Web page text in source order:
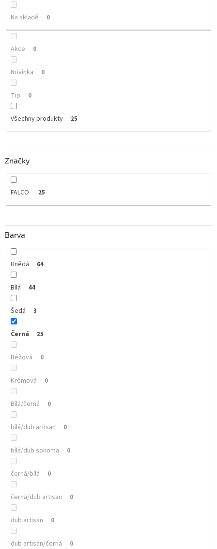
ů
Na skladě 0
Akce 0
Novinka 0
Tip 0
Všechny produkty 25
Značky
FALCO 25
Barva
Hnědá 64
Bílá 44
Šedá 3
Černá 25
Béžová 0
Krémová 0
Bílá/černá 0
bílá/dub artisan 0
bílá/dub sonoma 0
černá/bílá 0
černá/dub artisan 0
dub artisan 0
dub artisan/černá 0